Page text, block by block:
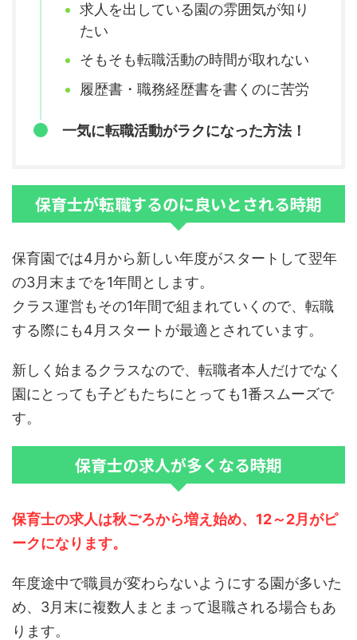
求人を出している園の雰囲気が知り
たい
そもそも転職活動の時間が取れない
履歴書・職務経歴書を書くのに苦労
一気に転職活動がラクになった方法！
保育士が転職するのに良いとされる時期
保育園では4月から新しい年度がスタートして翌年
の3月末までを1年間とします。
クラス運営もその1年間で組まれていくので、転職
する際にも4月スタートが最適とされています。
新しく始まるクラスなので、転職者本人だけでなく
園にとっても子どもたちにとっても1番スムーズで
す。
保育士の求人が多くなる時期
保育士の求人は秋ごろから増え始め、12～2月がピ
ークになります。
年度途中で職員が変わらないようにする園が多いた
め、3月末に複数人まとまって退職される場合もあ
ります。